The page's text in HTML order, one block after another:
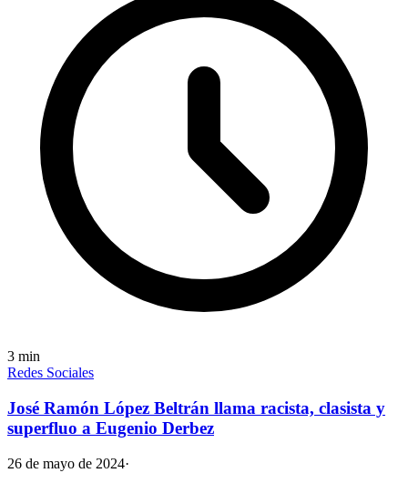
3 min
Redes Sociales
José Ramón López Beltrán llama racista, clasista y
superfluo a Eugenio Derbez
26 de mayo de 2024·